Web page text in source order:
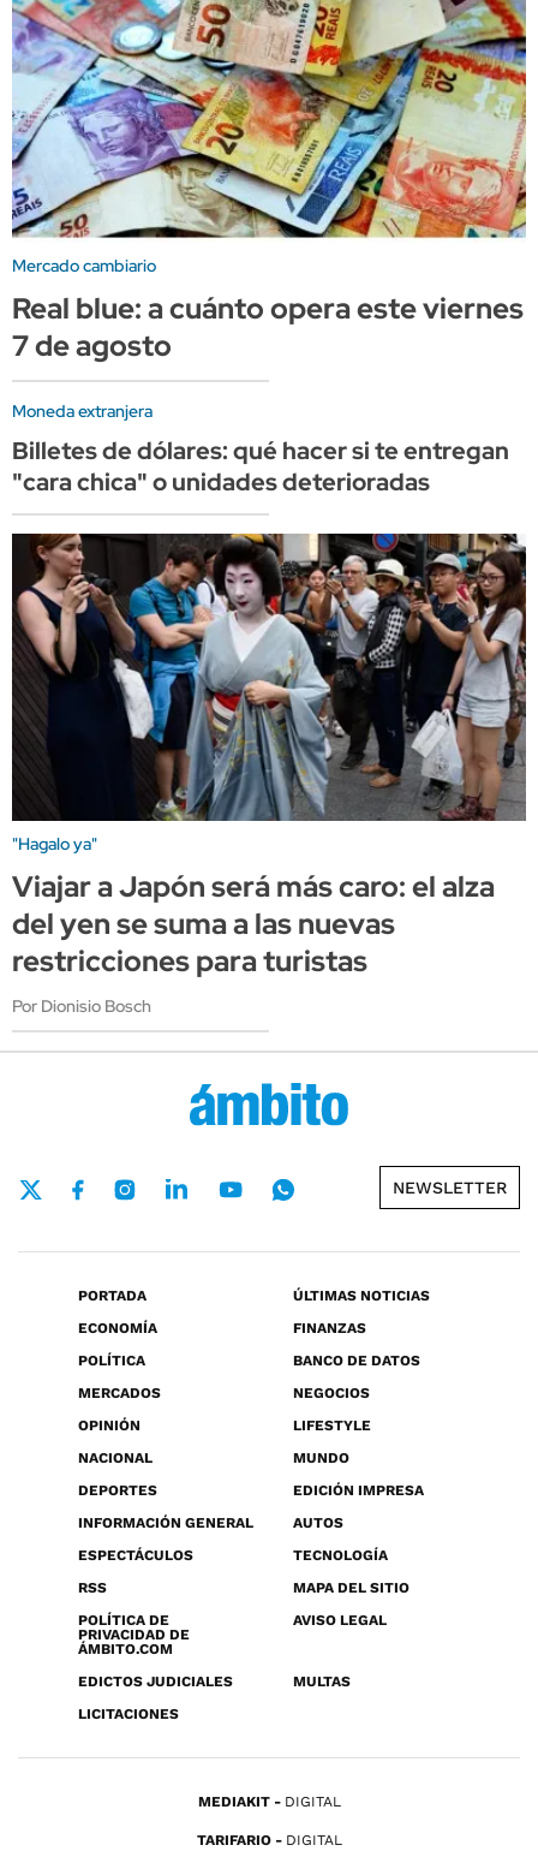
Mercado cambiario
Real blue: a cuánto opera este viernes
7 de agosto
Moneda extranjera
Billetes de dólares: qué hacer si te entregan
"cara chica" o unidades deterioradas
"Hagalo ya"
Viajar a Japón será más caro: el alza
del yen se suma a las nuevas
restricciones para turistas
Por Dionisio Bosch
NEWSLETTER
PORTADA
ÚLTIMAS NOTICIAS
ECONOMÍA
FINANZAS
POLÍTICA
BANCO DE DATOS
MERCADOS
NEGOCIOS
OPINIÓN
LIFESTYLE
NACIONAL
MUNDO
DEPORTES
EDICIÓN IMPRESA
INFORMACIÓN GENERAL
AUTOS
ESPECTÁCULOS
TECNOLOGÍA
RSS
MAPA DEL SITIO
POLÍTICA DE
PRIVACIDAD DE
ÁMBITO.COM
AVISO LEGAL
EDICTOS JUDICIALES
MULTAS
LICITACIONES
MEDIAKIT DIGITAL
TARIFARIO DIGITAL